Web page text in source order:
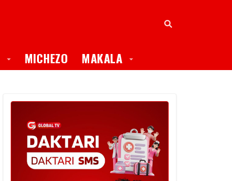
Toggle Dropdown
MICHEZO MAKALA Toggle Dropdown